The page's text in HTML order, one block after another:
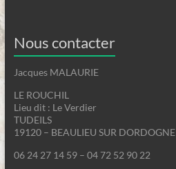
Nous contacter
Jacques MALAURIE
LE ROUCHIL
Lieu dit : Le Verdier
TUDEILS
19120 – BEAULIEU SUR DORDOGNE
06 24 27 14 59 – 04 72 52 90 22